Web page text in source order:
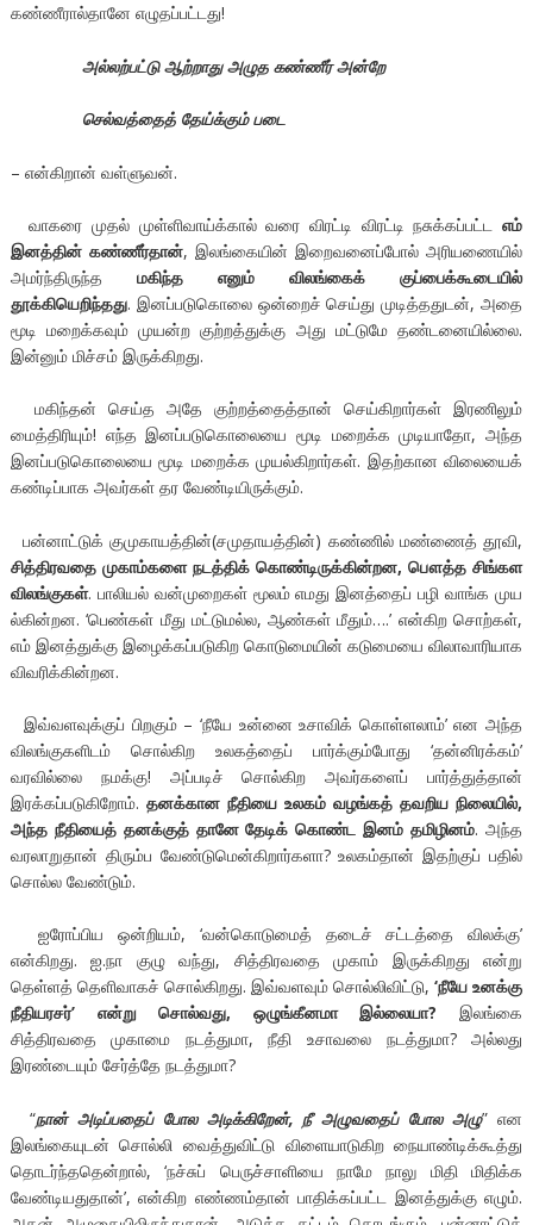
கண்ணீரால்தானே எழுதப்பட்டது!
அல்லற்பட்டு ஆற்றாது அழுத கண்ணீர் அன்றே
செல்வத்தைத் தேய்க்கும் படை
– என்கிறான் வள்ளுவன்.
வாகரை முதல் முள்ளிவாய்க்கால் வரை விரட்டி விரட்டி நசுக்கப்பட்டஎம்
இனத்தின் கண்ணீர்தான், இலங்கையின் இறைவனைப்போல் அரியணையில்
அமர்ந்திருந்த மகிந்த எனும் விலங்கைக் குப்பைக்கூடையில்
தூக்கியெறிந்தது. இனப்படுகொலை ஒன்றைச் செய்து முடித்ததுடன், அதை
மூடி மறைக்கவும் முயன்ற குற்றத்துக்கு அது மட்டுமே தண்டனையில்லை.
இன்னும் மிச்சம் இருக்கிறது.
மகிந்தன் செய்த அதே குற்றத்தைத்தான் செய்கிறார்கள் இரணிலும்
மைத்திரியும்! எந்த இனப்படுகொலையை மூடி மறைக்க முடியாதோ, அந்த
இனப்படுகொலையை மூடி மறைக்க முயல்கிறார்கள். இதற்கான விலையைக்
கண்டிப்பாக அவர்கள் தர வேண்டியிருக்கும்.
பன்னாட்டுக் குமுகாயத்தின்(சமுதாயத்தின்) கண்ணில் மண்ணைத் தூவி,
சித்திரவதை முகாம்களை நடத்திக் கொண்டிருக்கின்றன, பௌத்த சிங்கள
விலங்குகள். பாலியல் வன்முறைகள் மூலம் எமது இனத்தைப் பழி வாங்க முய
ல்கின்றன. ‘பெண்கள் மீது மட்டுமல்ல, ஆண்கள் மீதும்….’ என்கிற சொற்கள்,
எம் இனத்துக்கு இழைக்கப்படுகிற கொடுமையின் கடுமையை விலாவாரியாக
விவரிக்கின்றன.
இவ்வளவுக்குப் பிறகும் – ‘நீயே உன்னை உசாவிக் கொள்ளலாம்’ என அந்த
விலங்குகளிடம் சொல்கிற உலகத்தைப் பார்க்கும்போது ‘தன்னிரக்கம்’
வரவில்லை நமக்கு! அப்படிச் சொல்கிற அவர்களைப் பார்த்துத்தான்
இரக்கப்படுகிறோம். தனக்கான நீதியை உலகம் வழங்கத் தவறிய நிலையில்,
அந்த நீதியைத் தனக்குத் தானே தேடிக் கொண்ட இனம் தமிழினம். அந்த
வரலாறுதான் திரும்ப வேண்டுமென்கிறார்களா? உலகம்தான் இதற்குப் பதில்
சொல்ல வேண்டும்.
ஐரோப்பிய ஒன்றியம், ‘வன்கொடுமைத் தடைச் சட்டத்தை விலக்கு’
என்கிறது. ஐ.நா குழு வந்து, சித்திரவதை முகாம் இருக்கிறது என்று
தெள்ளத் தெளிவாகச் சொல்கிறது. இவ்வளவும் சொல்லிவிட்டு,‘நீயே உனக்கு
நீதியரசர்’ என்று சொல்வது, ஒழுங்கீனமா இல்லையா? இலங்கை
சித்திரவதை முகாமை நடத்துமா, நீதி உசாவலை நடத்துமா? அல்லது
இரண்டையும் சேர்த்தே நடத்துமா?
“நான் அடிப்பதைப் போல அடிக்கிறேன், நீ அழுவதைப் போல அழு” என
இலங்கையுடன் சொல்லி வைத்துவிட்டு விளையாடுகிற நையாண்டிக்கூத்து
தொடர்ந்ததென்றால், ‘நச்சுப் பெருச்சாளியை நாமே நாலு மிதி மிதிக்க
வேண்டியதுதான்’, என்கிற எண்ணம்தான் பாதிக்கப்பட்ட இனத்துக்கு எழும்.